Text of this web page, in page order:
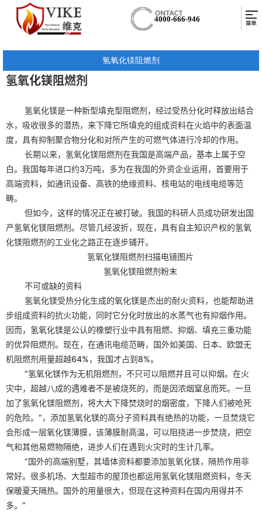
4000-666-946
氢氧化镁阻燃剂
氢氧化镁阻燃剂
氢氧化镁是一种新型填充型阻燃剂，经过受热分化时释放出结合
水，吸收很多的潜热，来下降它所填充的组成资料在火焰中的表面温
度，具有抑制聚合物分化和对所产生的可燃气体进行冷却的作用。
长期以来， 氢氧化镁阻燃剂在我国是高端产品，基本上属于空
白。我国每年进口约3万吨，多为在我国的外资企业运用，首要用于
高端资料，如通讯设备、高铁的绝缘资料、核电站的电线电缆等范
畴。
但如今，这样的情况正在被打破。我国的科研人员成功研发出国
产氢氧化镁阻燃剂。尽管几经波折，现在，具有自主知识产权的氢氧
化镁阻燃剂的工业化之路正在逐步铺开。
氢氧化镁阻燃剂扫描电镜图片
氢氧化镁阻燃剂粉末
不可或缺的资料
氢氧化镁受热分化生成的氧化镁是杰出的耐火资料，也能帮助进
步组成资料的抗火功能，同时它分化时放出的水蒸气也有抑烟作用。
因而， 氢氧化镁是公认的橡塑行业中具有阻燃、抑烟、填充三重功能
的优异阻燃剂。现在，在通讯电缆范畴，国外如美国、日本、欧盟无
机阻燃剂用量超越64%，我国才占到8%。
“氢氧化镁作为无机阻燃剂，不只可以阻燃并且可以抑烟。在火
灾中，超越八成的遇难者不是被烧死的，而是因浓烟窒息而死。一旦
加了氢氧化镁阻燃剂，将大大下降焚烧时的烟密度，下降人们被呛死
的危险。”，添加氢氧化镁的高分子资料具有绝热的功能，一旦焚烧它
会形成一层氧化镁薄膜，该薄膜耐高温，可以阻挠进一步焚烧，把空
气和其他易燃物隔绝，进步人们在遇到火灾时的生计几率。
“国外的高端别墅，其墙体资料都要添加氢氧化镁，隔热作用非
常好。很多机场、大型超市的屋顶也都运用氢氧化镁阻燃资料，冬天
保暖夏天隔热。国外的用量很大，但现在这种资料在国内用得并不
多。”